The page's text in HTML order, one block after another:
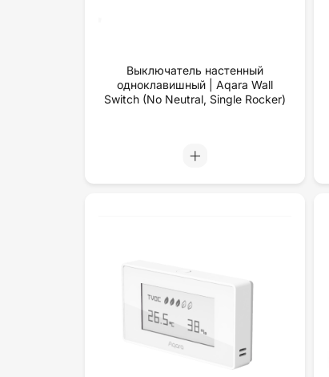
Выключатель настенный
одноклавишный | Aqara Wall
Switch (No Neutral, Single Rocker)